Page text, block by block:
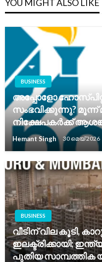
YOU MIGHT ALSO LIKE
BUSINESS
അപ്പോളോ
സംഭവിക്കുന്നു?
നിക്ഷേപകർക്ക്
Hemant Singh 30 മെയ്‌ 2026
BUSINESS
വീടിന് വില കൂടി,
ഇലക്ട്രിക്കായി;
പുതിയ സാമ്പത്തിക